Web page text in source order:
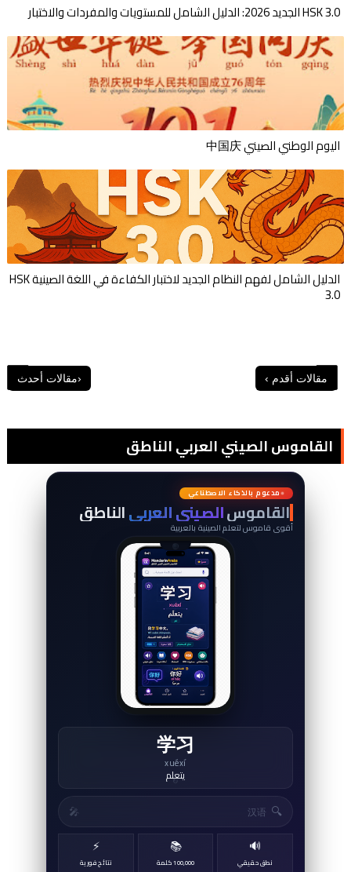
HSK 3.0 الجديد 2026: الدليل الشامل للمستويات والمفردات والاختبار
اليوم الوطني الصيني 中国庆
الدليل الشامل لفهم النظام الجديد لاختبار الكفاءة في اللغة الصينية HSK
3.0
القاموس الصيني العربي الناطق
词
典
مدعوم بالذكاء الاصطناعي
القاموسالصيني العربيالناطق
أقوى قاموس لتعلم الصينية بالعربية
学习
xuéxí
يتعلم
↻
🔍
🎤
🔊
نطق حقيقي
📚
100,000 كلمة
⚡
نتائج فورية